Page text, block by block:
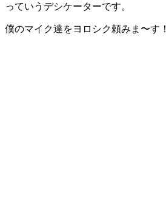
っていうデシケーターです。
僕のマイク達をヨロシク頼みま〜す！